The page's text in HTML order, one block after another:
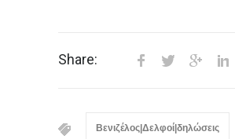
Share:
Βενιζέλος|Δελφοί|δηλώσεις